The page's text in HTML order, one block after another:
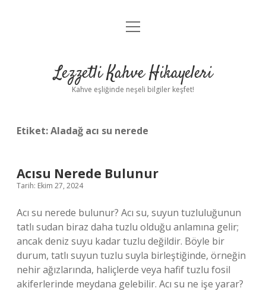
Anasayfa
Yasal Uyarı
menüyü
Lezzetli Kahve Hikayeleri
Kahve eşliğinde neşeli bilgiler keşfet!
Etiket:Aladağ acı su nerede
Acısu Nerede Bulunur
Tarih: Ekim 27, 2024
Acı su nerede bulunur? Acı su, suyun tuzluluğunun
tatlı sudan biraz daha tuzlu olduğu anlamına gelir;
ancak deniz suyu kadar tuzlu değildir. Böyle bir
durum, tatlı suyun tuzlu suyla birleştiğinde, örneğin
nehir ağızlarında, haliçlerde veya hafif tuzlu fosil
akiferlerinde meydana gelebilir. Acı su ne işe yarar?